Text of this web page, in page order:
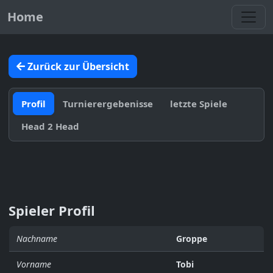
Home
Zurück zur Übersicht
Profil Turnierergebenisse
letzte Spiele
Head 2 Head
Spieler Profil
Nachname Groppe
Vorname Tobi